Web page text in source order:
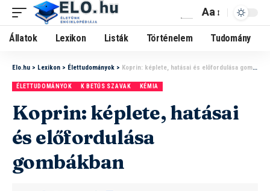
Aa
Állatok Lexikon Listák Történelem Tudomány
Elo.hu > Lexikon > Élettudományok > Koprin: képlete, hatásai és előfordulása gombákban
ÉLETTUDOMÁNYOK K BETŰS SZAVAK KÉMIA
Koprin: képlete, hatásai
és előfordulása
gombákban